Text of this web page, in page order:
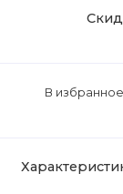
В избранное